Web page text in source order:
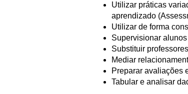
Utilizar práticas
aprendizado
Utilizar de forma
Supervisionar
Substituir
Mediar
Preparar avaliações
Tabular e analisar